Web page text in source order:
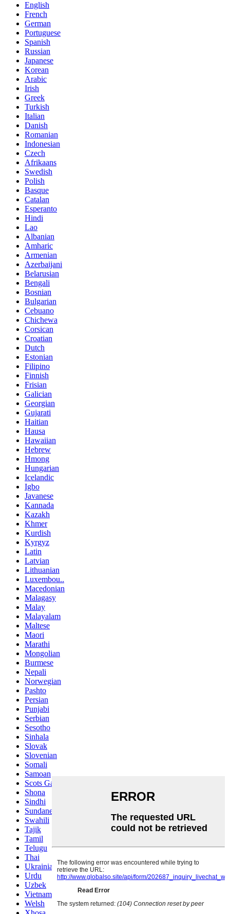
English
French
German
Portuguese
Spanish
Russian
Japanese
Korean
Arabic
Irish
Greek
Turkish
Italian
Danish
Romanian
Indonesian
Czech
Afrikaans
Swedish
Polish
Basque
Catalan
Esperanto
Hindi
Lao
Albanian
Amharic
Armenian
Azerbaijani
Belarusian
Bengali
Bosnian
Bulgarian
Cebuano
Chichewa
Corsican
Croatian
Dutch
Estonian
Filipino
Finnish
Frisian
Galician
Georgian
Gujarati
Haitian
Hausa
Hawaiian
Hebrew
Hmong
Hungarian
Icelandic
Igbo
Javanese
Kannada
Kazakh
Khmer
Kurdish
Kyrgyz
Latin
Latvian
Lithuanian
Luxembou..
Macedonian
Malagasy
Malay
Malayalam
Maltese
Maori
Marathi
Mongolian
Burmese
Nepali
Norwegian
Pashto
Persian
Punjabi
Serbian
Sesotho
Sinhala
Slovak
Slovenian
Somali
Samoan
Scots Gaelic
Shona
Sindhi
Sundanese
Swahili
Tajik
Tamil
Telugu
Thai
Ukrainian
Urdu
Uzbek
Vietnamese
Welsh